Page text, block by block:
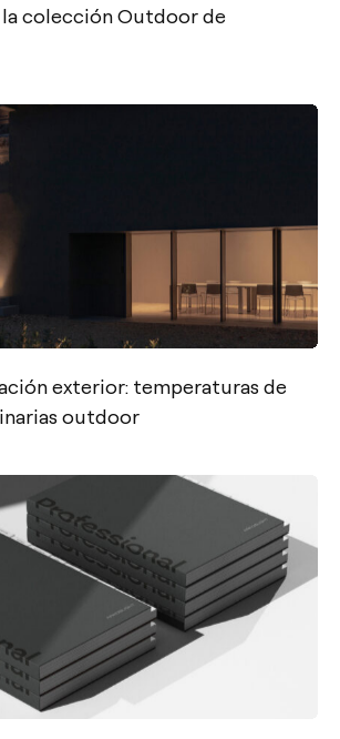
colección Outdoor de
exterior: temperaturas de
outdoor